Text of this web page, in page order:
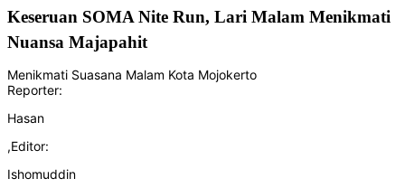
Keseruan SOMA Nite Run, Lari Malam Menikmati
Nuansa Majapahit
Menikmati Suasana Malam Kota Mojokerto
Reporter:
Hasan
,Editor:
Ishomuddin